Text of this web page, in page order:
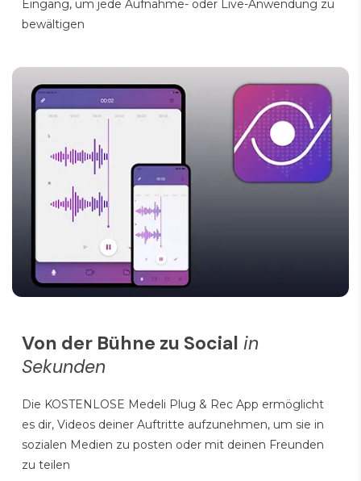
Eingang, um jede Aufnahme- oder Live-Anwendung zu
bewältigen
Von der Bühne zu Social in
Sekunden
Die KOSTENLOSE Medeli Plug & Rec App ermöglicht
es dir, Videos deiner Auftritte aufzunehmen, um sie in
sozialen Medien zu posten oder mit deinen Freunden
zu teilen